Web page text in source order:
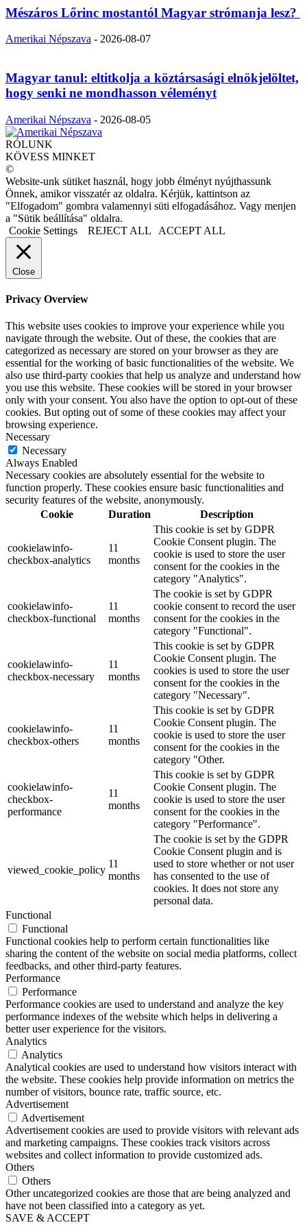
Mészáros Lőrinc mostantól Magyar strómanja lesz?
Amerikai Népszava - 2026-08-07
Magyar tanul: eltitkolja a köztársasági elnökjelöltet,
hogy senki ne mondhasson véleményt
Amerikai Népszava - 2026-08-05
RÓLUNK
KÖVESS MINKET
©
Website-unk sütiket használ, hogy jobb élményt nyújthassunk
Önnek, amikor visszatér az oldalra. Kérjük, kattintson az
"Elfogadom" gombra valamennyi süti elfogadásához. Vagy menjen
a "Sütik beállítása" oldalra.
Cookie Settings
REJECT ALL ACCEPT ALL
Close
Privacy Overview
This website uses cookies to improve your experience while you
navigate through the website. Out of these, the cookies that are
categorized as necessary are stored on your browser as they are
essential for the working of basic functionalities of the website. We
also use third-party cookies that help us analyze and understand how
you use this website. These cookies will be stored in your browser
only with your consent. You also have the option to opt-out of these
cookies. But opting out of some of these cookies may affect your
browsing experience.
Necessary
Necessary
Always Enabled
Necessary cookies are absolutely essential for the website to
function properly. These cookies ensure basic functionalities and
security features of the website, anonymously.
Cookie
Duration Description
cookielawinfo-
checkbox-analytics
11
months
This cookie is set by GDPR
Cookie Consent plugin. The
cookie is used to store the user
consent for the cookies in the
category "Analytics".
cookielawinfo-
checkbox-functional
11
months
The cookie is set by GDPR
cookie consent to record the user
consent for the cookies in the
category "Functional".
cookielawinfo-
checkbox-necessary
11
months
This cookie is set by GDPR
Cookie Consent plugin. The
cookies is used to store the user
consent for the cookies in the
category "Necessary".
cookielawinfo-
checkbox-others
11
months
This cookie is set by GDPR
Cookie Consent plugin. The
cookie is used to store the user
consent for the cookies in the
category "Other.
cookielawinfo-
checkbox-
performance
11
months
This cookie is set by GDPR
Cookie Consent plugin. The
cookie is used to store the user
consent for the cookies in the
category "Performance".
viewed_cookie_policy
11
months
The cookie is set by the GDPR
Cookie Consent plugin and is
used to store whether or not user
has consented to the use of
cookies. It does not store any
personal data.
Functional
Functional
Functional cookies help to perform certain functionalities like
sharing the content of the website on social media platforms, collect
feedbacks, and other third-party features.
Performance
Performance
Performance cookies are used to understand and analyze the key
performance indexes of the website which helps in delivering a
better user experience for the visitors.
Analytics
Analytics
Analytical cookies are used to understand how visitors interact with
the website. These cookies help provide information on metrics the
number of visitors, bounce rate, traffic source, etc.
Advertisement
Advertisement
Advertisement cookies are used to provide visitors with relevant ads
and marketing campaigns. These cookies track visitors across
websites and collect information to provide customized ads.
Others
Others
Other uncategorized cookies are those that are being analyzed and
have not been classified into a category as yet.
SAVE & ACCEPT